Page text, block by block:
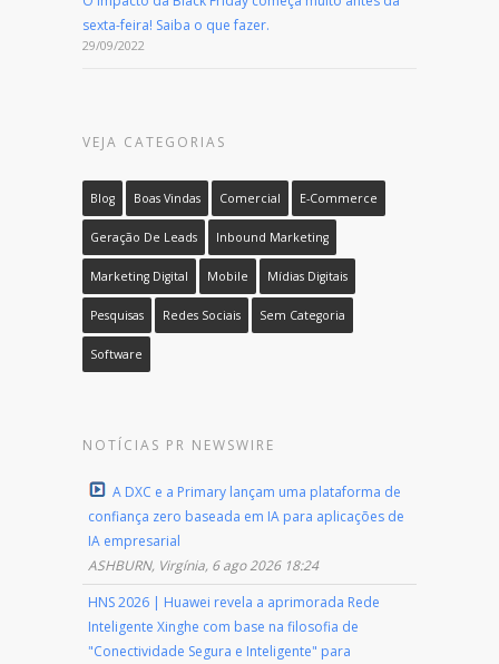
sexta-feira! Saiba o que fazer.
29/09/2022
VEJA CATEGORIAS
Blog Boas Vindas Comercial E-Commerce
Geração De Leads Inbound Marketing
Marketing Digital Mobile Mídias Digitais
Pesquisas Redes Sociais Sem Categoria
Software
NOTÍCIAS PR NEWSWIRE
A DXC e a Primary lançam uma plataforma de
confiança zero baseada em IA para aplicações de
IA empresarial
ASHBURN, Virgínia, 6 ago 2026 18:24
HNS 2026 | Huawei revela a aprimorada Rede
Inteligente Xinghe com base na filosofia de
"Conectividade Segura e Inteligente" para